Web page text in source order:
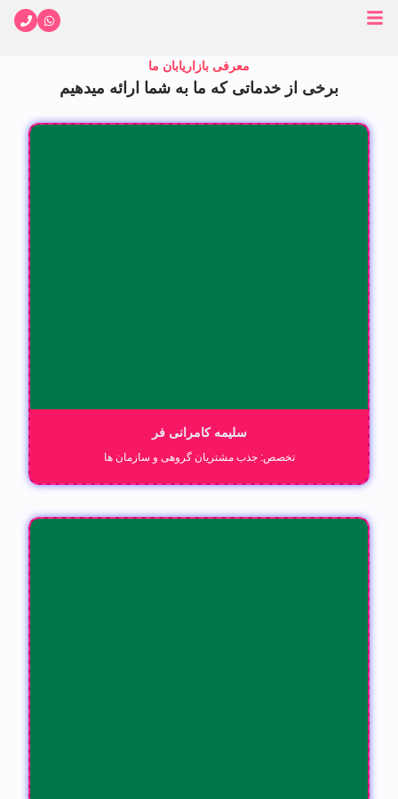
معرفی بازاریابان ما
برخی از خدماتی که ما به شما ارائه میدهیم
سلیمه کامرانی فر
تخصص: جذب مشتریان گروهی و سازمان ها